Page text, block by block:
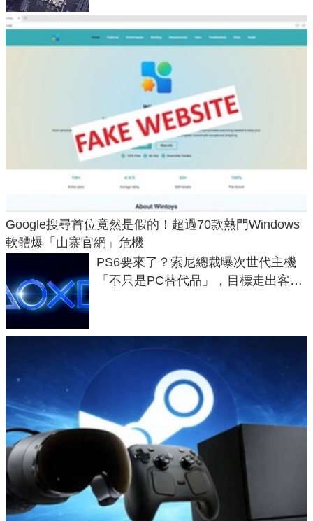
Google搜尋首位竟然是假的！超過70款熱門Windows
軟體爆「山寨官網」危機
PS6要來了？索尼總裁曝次世代主機
「不只是PC替代品」，目標走出客